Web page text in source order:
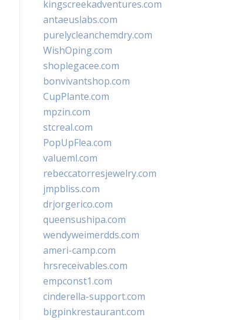
kingscreekadventures.com
antaeuslabs.com
purelycleanchemdry.com
WishOping.com
shoplegacee.com
bonvivantshop.com
CupPlante.com
mpzin.com
stcreal.com
PopUpFlea.com
valueml.com
rebeccatorresjewelry.com
jmpbliss.com
drjorgerico.com
queensushipa.com
wendyweimerdds.com
ameri-camp.com
hrsreceivables.com
empconst1.com
cinderella-support.com
bigpinkrestaurant.com